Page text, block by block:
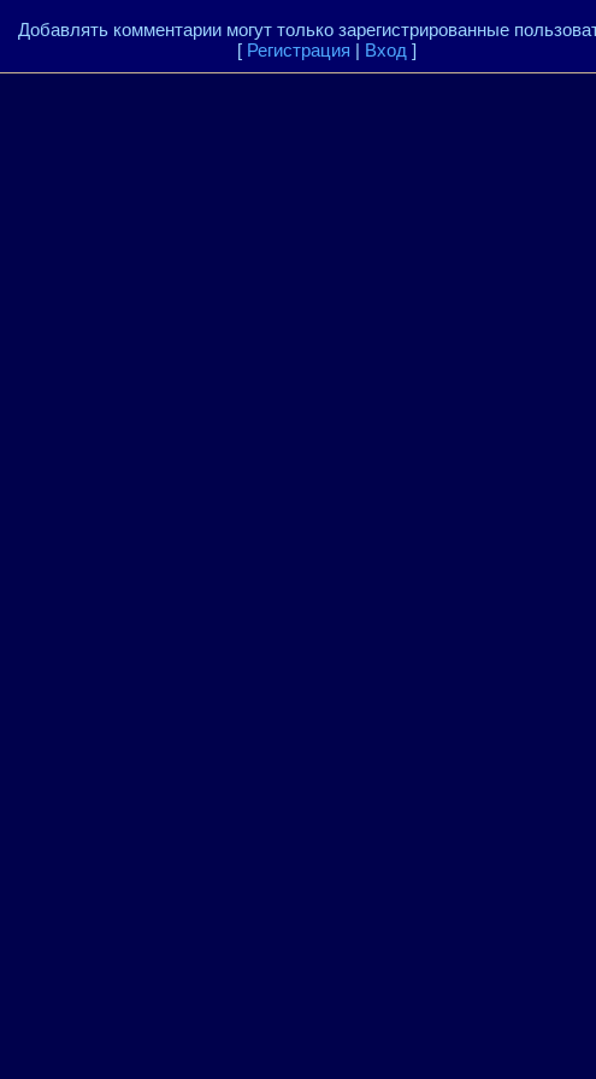
Добавлять комментарии могут только зарегистрированные
[ Регистрация | Вход ]